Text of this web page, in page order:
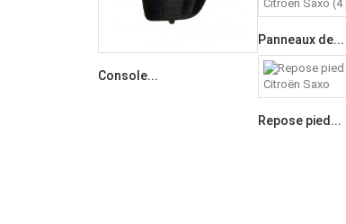
Console...
Panneaux de...
Repose pied...